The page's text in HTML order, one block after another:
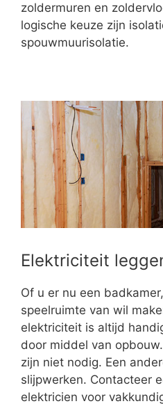
zoldermuren en
logische keuze zijn
spouwmuurisolatie.
Elektriciteit
Of u er nu een
speelruimte van wil
elektriciteit is altijd
door middel van
zijn niet nodig. Een
slijpwerken. Contacteer
elektricien voor